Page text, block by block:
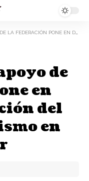
LA REALIZACIÓN DEL TIANGUIS DE TURISMO EN NL – ELDESPERTAR
de
en
del
en